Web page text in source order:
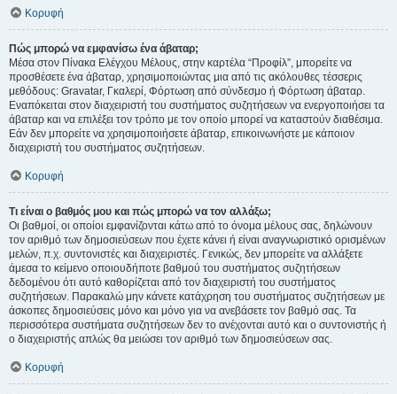
Κορυφή
Πώς μπορώ να εμφανίσω ένα άβαταρ;
Μέσα στον Πίνακα Ελέγχου Μέλους, στην καρτέλα “Προφίλ”, μπορείτε να
προσθέσετε ένα άβαταρ, χρησιμοποιώντας μια από τις ακόλουθες τέσσερις
μεθόδους: Gravatar, Γκαλερί, Φόρτωση από σύνδεσμο ή Φόρτωση άβαταρ.
Εναπόκειται στον διαχειριστή του συστήματος συζητήσεων να ενεργοποιήσει τα
άβαταρ και να επιλέξει τον τρόπο με τον οποίο μπορεί να καταστούν διαθέσιμα.
Εάν δεν μπορείτε να χρησιμοποιήσετε άβαταρ, επικοινωνήστε με κάποιον
διαχειριστή του συστήματος συζητήσεων.
Κορυφή
Τι είναι ο βαθμός μου και πώς μπορώ να τον αλλάξω;
Οι βαθμοί, οι οποίοι εμφανίζονται κάτω από το όνομα μέλους σας, δηλώνουν
τον αριθμό των δημοσιεύσεων που έχετε κάνει ή είναι αναγνωριστικό ορισμένων
μελών, π.χ. συντονιστές και διαχειριστές. Γενικώς, δεν μπορείτε να αλλάξετε
άμεσα το κείμενο οποιουδήποτε βαθμού του συστήματος συζητήσεων
δεδομένου ότι αυτό καθορίζεται από τον διαχειριστή του συστήματος
συζητήσεων. Παρακαλώ μην κάνετε κατάχρηση του συστήματος συζητήσεων με
άσκοπες δημοσιεύσεις μόνο και μόνο για να ανεβάσετε τον βαθμό σας. Τα
περισσότερα συστήματα συζητήσεων δεν το ανέχονται αυτό και ο συντονιστής ή
ο διαχειριστής απλώς θα μειώσει τον αριθμό των δημοσιεύσεων σας.
Κορυφή